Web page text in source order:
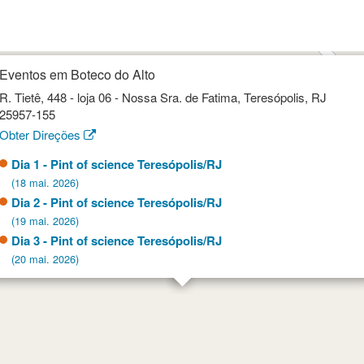
em Boteco do Alto
Tietê, 448 - loja 06 - Nossa Sra. de Fatima, Teresópolis, RJ
155
Direções
Dia 1 - Pint of science Teresópolis/RJ
(18 mai. 2026)
Dia 2 - Pint of science Teresópolis/RJ
(19 mai. 2026)
Dia 3 - Pint of science Teresópolis/RJ
(20 mai. 2026)